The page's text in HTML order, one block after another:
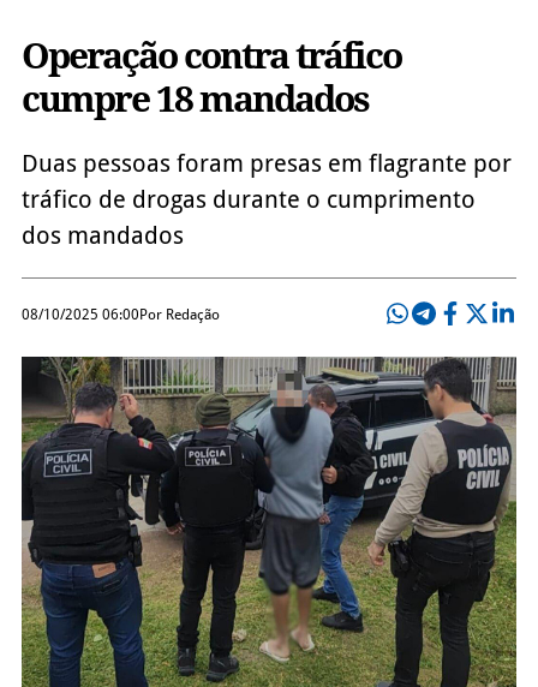
Operação contra tráfico
cumpre 18 mandados
Duas pessoas foram presas em flagrante por
tráfico de drogas durante o cumprimento
dos mandados
08/10/2025 06:00Por Redação